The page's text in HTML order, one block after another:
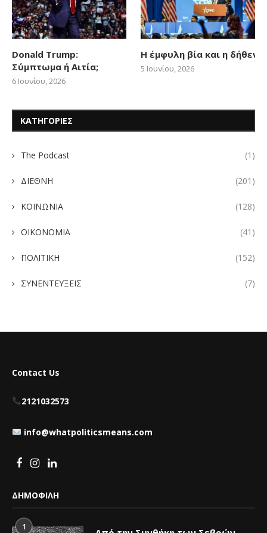
Donald Trump:
Σύμπτωμα ή Αιτία;
6 Ιουνίου, 2026
Η έμφυλη βία και η δήθεν
5 Ιουνίου, 2026
ΚΑΤΗΓΟΡΙΕΣ
The Podcast (1)
ΔΙΕΘΝΗ (201)
ΚΟΙΝΩΝΙΑ (128)
ΟΙΚΟΝΟΜΙΑ (41)
ΠΟΛΙΤΙΚΗ (152)
ΣΥΝΕΝΤΕΥΞΕΙΣ (7)
Contact Us
2121032573
info@whatpoliticsmeans.com
ΔΗΜΟΦΙΛΗ
1